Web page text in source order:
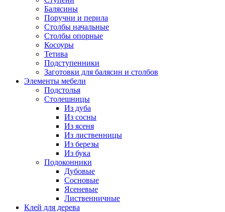
Балясины
Поручни и перила
Столбы начальные
Столбы опорные
Косоуры
Тетива
Подступенники
Заготовки для балясин и столбов
Элементы мебели
Подстолья
Столешницы
Из дуба
Из сосны
Из ясеня
Из лиственницы
Из березы
Из бука
Подоконники
Дубовые
Сосновые
Ясеневые
Лиственничные
Клей для дерева